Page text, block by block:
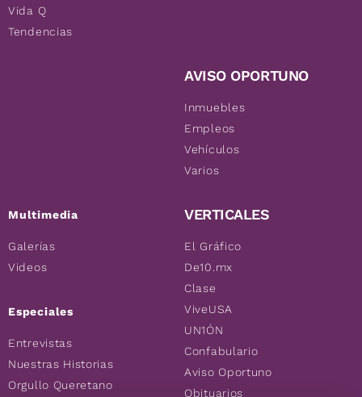
Vida Q
Tendencias
Multimedia
Galerías
Videos
Especiales
Entrevistas
Nuestras Historias
Orgullo Queretano
AVISO OPORTUNO
Inmuebles
Empleos
Vehículos
Varios
VERTICALES
El Gráfico
De10.mx
Clase
ViveUSA
UN1ÓN
Confabulario
Aviso Oportuno
Obituarios